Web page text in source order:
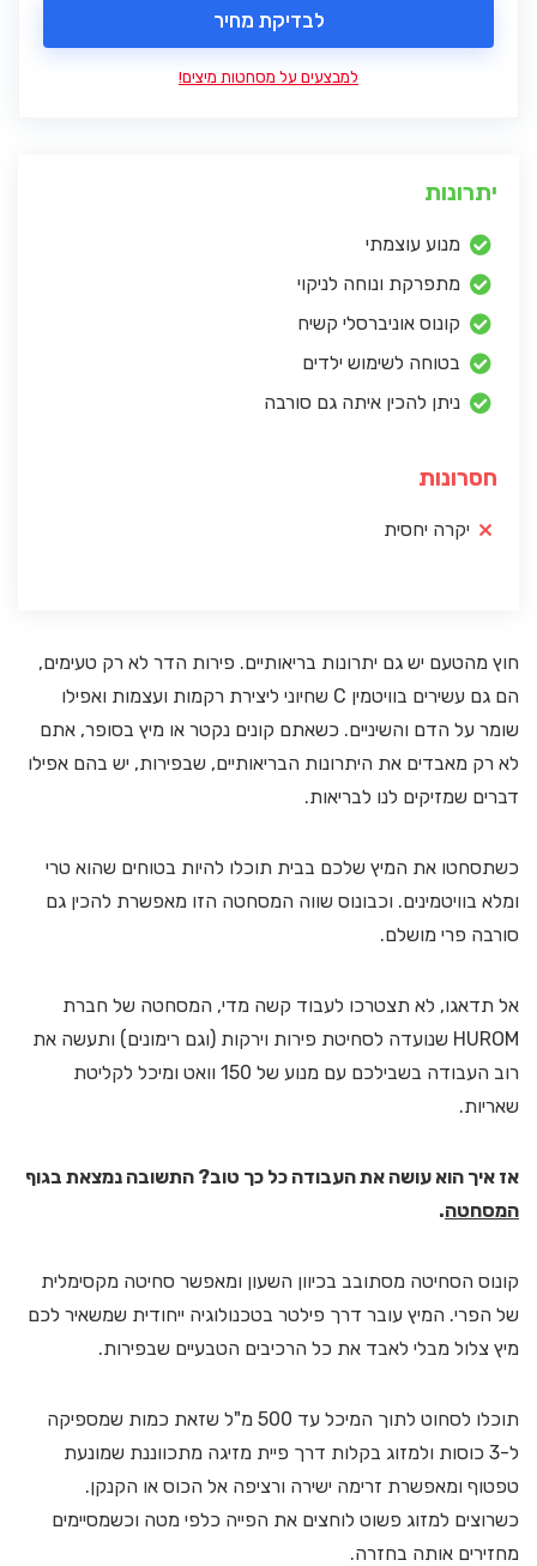
לבדיקת מחיר
למבצעים על מסחטות מיצים!
יתרונות
מנוע עוצמתי
מתפרקת ונוחה לניקוי
קונוס אוניברסלי קשיח
בטוחה לשימוש ילדים
ניתן להכין איתה גם סורבה
חסרונות
יקרה יחסית
חוץ מהטעם יש גם יתרונות בריאותיים. פירות הדר לא רק טעימים,
הם גם עשירים בוויטמין C שחיוני ליצירת רקמות ועצמות ואפילו
שומר על הדם והשיניים. כשאתם קונים נקטר או מיץ בסופר, אתם
לא רק מאבדים את היתרונות הבריאותיים, שבפירות, יש בהם אפילו
דברים שמזיקים לנו לבריאות.
כשתסחטו את המיץ שלכם בבית תוכלו להיות בטוחים שהוא טרי
ומלא בוויטמינים. וכבונוס שווה המסחטה הזו מאפשרת להכין גם
סורבה פרי מושלם.
אל תדאגו, לא תצטרכו לעבוד קשה מדי, המסחטה של חברת
HUROM שנועדה לסחיטת פירות וירקות (וגם רימונים) ותעשה את
רוב העבודה בשבילכם עם מנוע של 150 וואט ומיכל לקליטת
שאריות.
אז איך הוא עושה את העבודה כל כך טוב? התשובה נמצאת בגוף
המסחטה.
קונוס הסחיטה מסתובב בכיוון השעון ומאפשר סחיטה מקסימלית
של הפרי. המיץ עובר דרך פילטר בטכנולוגיה ייחודית שמשאיר לכם
מיץ צלול מבלי לאבד את כל הרכיבים הטבעיים שבפירות.
תוכלו לסחוט לתוך המיכל עד 500 מ"ל שזאת כמות שמספיקה
ל-3 כוסות ולמזוג בקלות דרך פיית מזיגה מתכווננת שמונעת
טפטוף ומאפשרת זרימה ישירה ורציפה אל הכוס או הקנקן.
כשרוצים למזוג פשוט לוחצים את הפייה כלפי מטה וכשמסיימים
מחזירים אותה בחזרה.